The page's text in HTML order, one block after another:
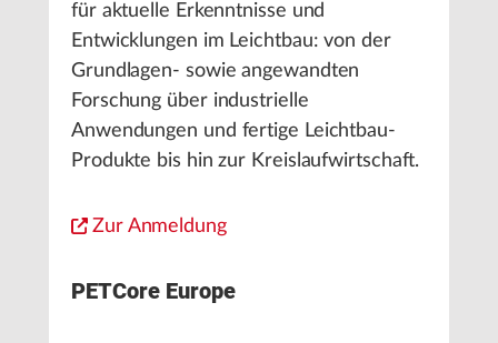
für aktuelle Erkenntnisse und
Entwicklungen im Leichtbau: von der
Grundlagen- sowie angewandten
Forschung über industrielle
Anwendungen und fertige Leichtbau-
Produkte bis hin zur Kreislaufwirtschaft.
Zur Anmeldung
PETCore Europe